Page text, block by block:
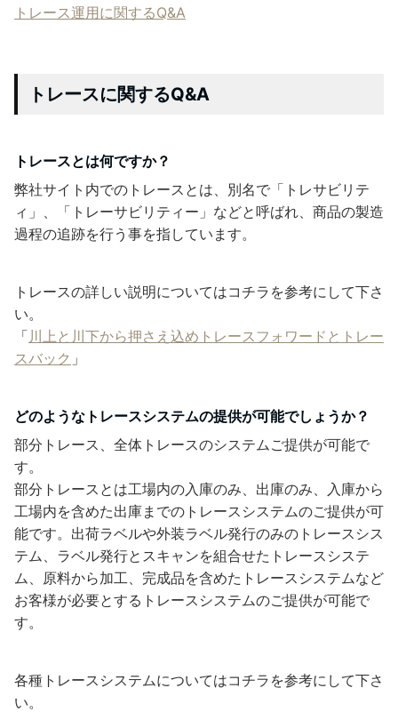
トレース運用に関するQ&A
トレースに関するQ&A
トレースとは何ですか？
弊社サイト内でのトレースとは、別名で「トレサビリテ
ィ」、「トレーサビリティー」などと呼ばれ、商品の製造
過程の追跡を行う事を指しています。
トレースの詳しい説明についてはコチラを参考にして下さ
い。
「川上と川下から押さえ込めトレースフォワードとトレー
スバック 」
どのようなトレースシステムの提供が可能でしょうか？
部分トレース、全体トレースのシステムご提供が可能で
す。
部分トレースとは工場内の入庫のみ、出庫のみ、入庫から
工場内を含めた出庫までのトレースシステムのご提供が可
能です。出荷ラベルや外装ラベル発行のみのトレースシス
テム、ラベル発行とスキャンを組合せたトレースシステ
ム、原料から加工、完成品を含めたトレースシステムなど
お客様が必要とするトレースシステムのご提供が可能で
す。
各種トレースシステムについてはコチラを参考にして下さ
い。